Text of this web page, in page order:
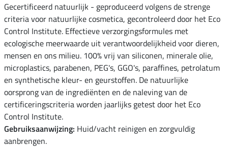
Gecertificeerd natuurlijk - geproduceerd volgens de strenge
criteria voor natuurlijke cosmetica, gecontroleerd door het Eco
Control Institute. Effectieve verzorgingsformules met
ecologische meerwaarde uit verantwoordelijkheid voor dieren,
mensen en ons milieu. 100% vrij van siliconen, minerale olie,
microplastics, parabenen, PEG's, GGO's, paraffines, petrolatum
en synthetische kleur- en geurstoffen. De natuurlijke
oorsprong van de ingrediënten en de naleving van de
certificeringscriteria worden jaarlijks getest door het Eco
Control Institute.
Gebruiksaanwijzing: Huid/vacht reinigen en zorgvuldig
aanbrengen.